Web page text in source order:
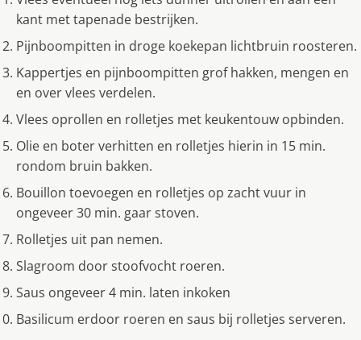
kant met tapenade bestrijken.
Pijnboompitten in droge koekepan lichtbruin roosteren.
Kappertjes en pijnboompitten grof hakken, mengen en
en over vlees verdelen.
Vlees oprollen en rolletjes met keukentouw opbinden.
Olie en boter verhitten en rolletjes hierin in 15 min.
rondom bruin bakken.
Bouillon toevoegen en rolletjes op zacht vuur in
ongeveer 30 min. gaar stoven.
Rolletjes uit pan nemen.
Slagroom door stoofvocht roeren.
Saus ongeveer 4 min. laten inkoken
Basilicum erdoor roeren en saus bij rolletjes serveren.